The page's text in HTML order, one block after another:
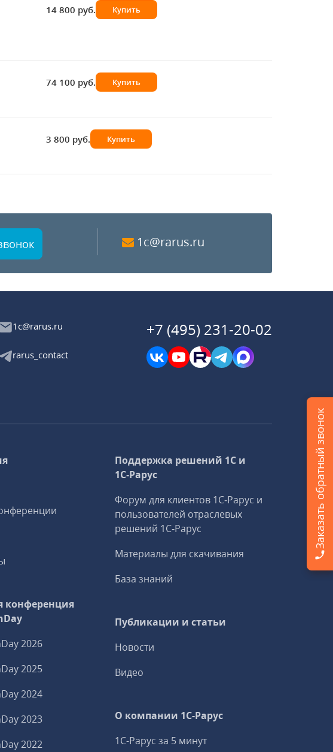
14 800 руб. Купить
74 100 руб. Купить
3 800 руб. Купить
1c@rarus.ru
1c@rarus.ru
rarus_contact
+7 (495) 231-20-02
конференция
2026
2025
2024
2023
2022
Поддержка решений 1С и
1С‑Рарус
Форум для клиентов 1С‑Рарус и
пользователей отраслевых
решений 1С‑Рарус
Материалы для скачивания
База знаний
Публикации и статьи
Новости
Видео
О компании 1C-Рарус
1С-Рарус за 5 минут
Заказать обратный звонок